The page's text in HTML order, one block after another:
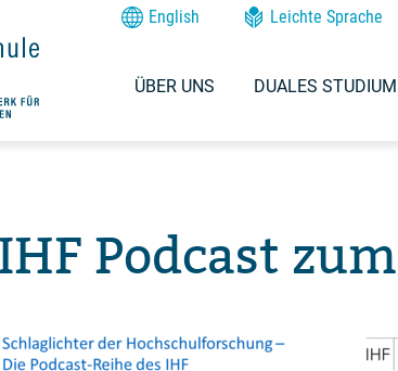
ÜBER UNS DUALES
English Leichte Sprache
Podcast